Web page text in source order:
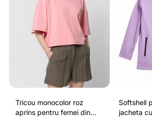
Tricou monocolor roz
aprins pentru femei din
Softshell
jacheta